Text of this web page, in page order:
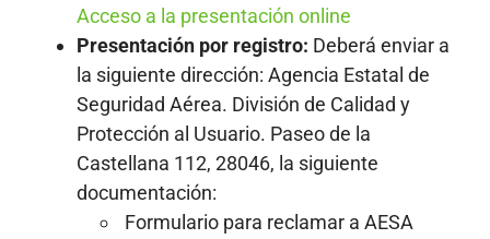
Acceso a la presentación online
Presentación por registro: Deberá enviar a
la siguiente dirección: Agencia Estatal de
Seguridad Aérea. División de Calidad y
Protección al Usuario. Paseo de la
Castellana 112, 28046, la siguiente
documentación:
Formulario para reclamar a AESA